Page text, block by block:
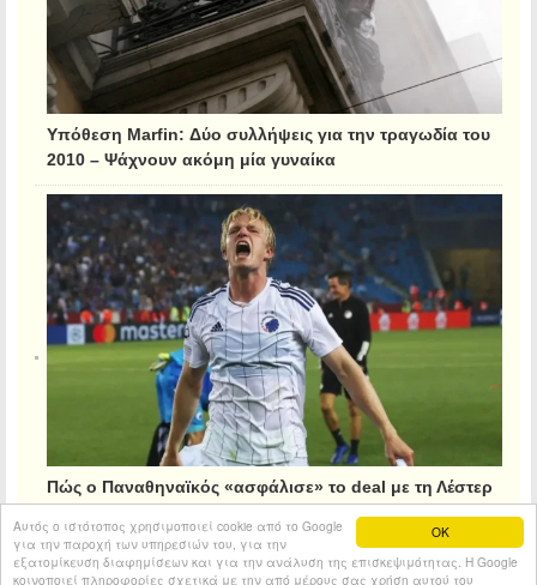
OK
Αυτός ο ιστότοπος χρησιμοποιεί cookie από το Google
για την παροχή των υπηρεσιών του, για την
εξατομίκευση διαφημίσεων και για την ανάλυση της επισκεψιμότητας. Η Google
κοινοποιεί πληροφορίες σχετικά με την από μέρους σας χρήση αυτού του
Υπόθεση Marfin: Δύο συλλήψεις για την τραγωδία του
2010 – Ψάχνουν ακόμη μία γυναίκα
Πώς ο Παναθηναϊκός «ασφάλισε» το deal με τη Λέστερ